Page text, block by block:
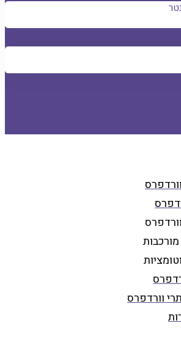
וורדפרס